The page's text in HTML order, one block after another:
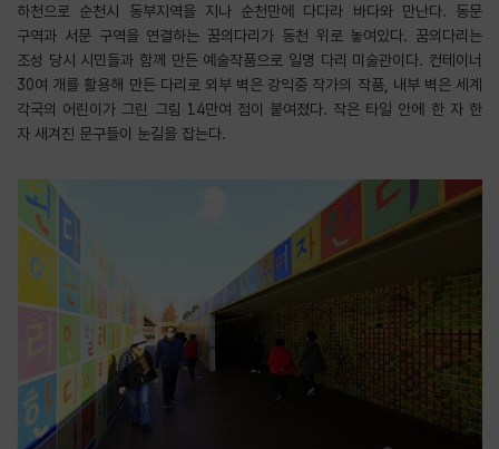
하천으로 순천시 동부지역을 지나 순천만에 다다라 바다와 만난다. 동문
구역과 서문 구역을 연결하는 꿈의다리가 동천 위로 놓여있다. 꿈의다리는
조성 당시 시민들과 함께 만든 예술작품으로 일명 다리 미술관이다. 컨테이너
30여 개를 활용해 만든 다리로 외부 벽은 강익중 작가의 작품, 내부 벽은 세계
각국의 어린이가 그린 그림 14만여 점이 붙여졌다. 작은 타일 안에 한 자 한
자 새겨진 문구들이 눈길을 잡는다.